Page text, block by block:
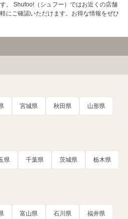
。 Shufoo!（シュフー）ではお近くの店舗
にご確認いただけます。お得な情報をぜひ
宮城県 秋田県 山形県
県 千葉県 茨城県 栃木県
富山県 石川県 福井県